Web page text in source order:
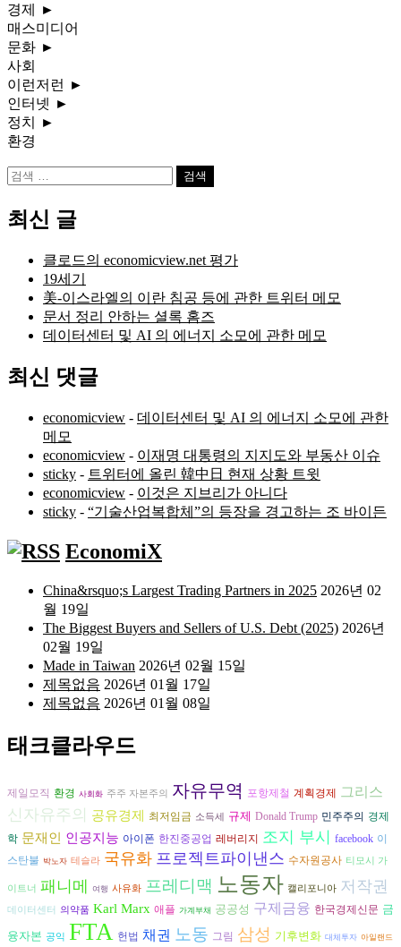
경제
►
매스미디어
문화 ►
사회
이런저런
►
인터넷 ►
정치
►
환경
검
최신 글
클로드의 economicview.net 평가
19세기
美-이스라엘의 이란 침공 등에 관한 트위터 메모
문서 정리 안하는 셜록 홈즈
데이터센터 및 AI 의 에너지 소모에 관한 메모
최신 댓글
economicview - 데이터센터 및 AI 의 에너지 소모에 관한
메모
economicview - 이재명 대통령의 지지도와 부동산 이슈
sticky - 트위터에 올린 韓中日 현재 상황 트윗
economicview - 이것은 지브리가 아니다
sticky - “기술산업복합체”의 등장을 경고하는 조 바이든
EconomiX
China&rsquo;s Largest Trading Partners in 2025 2026년 02
월 19일
The Biggest Buyers and Sellers of U.S. Debt (2025) 2026년
02월 19일
Made in Taiwan 2026년 02월 15일
제목없음 2026년 01월 17일
제목없음 2026년 01월 08일
태크클라우드
제일모직 환경 사회화 주주 자본주의 자유무역 포항제철 계획경제 그리스
신자유주의 공유경제 최저임금 소득세 규제 Donald Trump 민주주의
경제
학 문재인 인공지능 아이폰 한진중공업 레버리지 조지 부시 facebook 이
스탄불 박노자 테슬라 국유화 프로젝트파이낸스 수자원공사 티모시 가
이트너 패니메 여행 사유화 프레디맥 노동자 캘리포니아 저작권
데이터센터 의약품 Karl Marx 애플 가계부채 공공성 구제금융 한국경제신문 금
융자본 공익 FTA 헌법 채권 노동 그림 삼성 기후변화 대체투자 아일랜드